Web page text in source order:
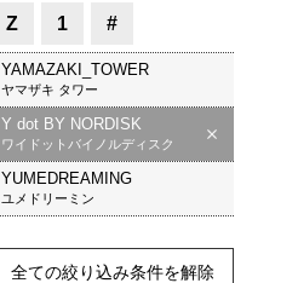
Z 1 #
YAMAZAKI_TOWER
ヤマザキ タワー
Y dot BY NORDISK
ワイドットバイノルディスク
YUMEDREAMING
ユメドリーミン
全ての絞り込み条件を解除